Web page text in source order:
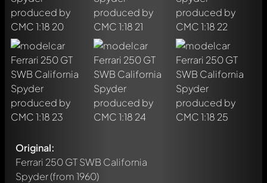
Original:
Ferrari 250 GT SWB California
Spyder(from 1960)